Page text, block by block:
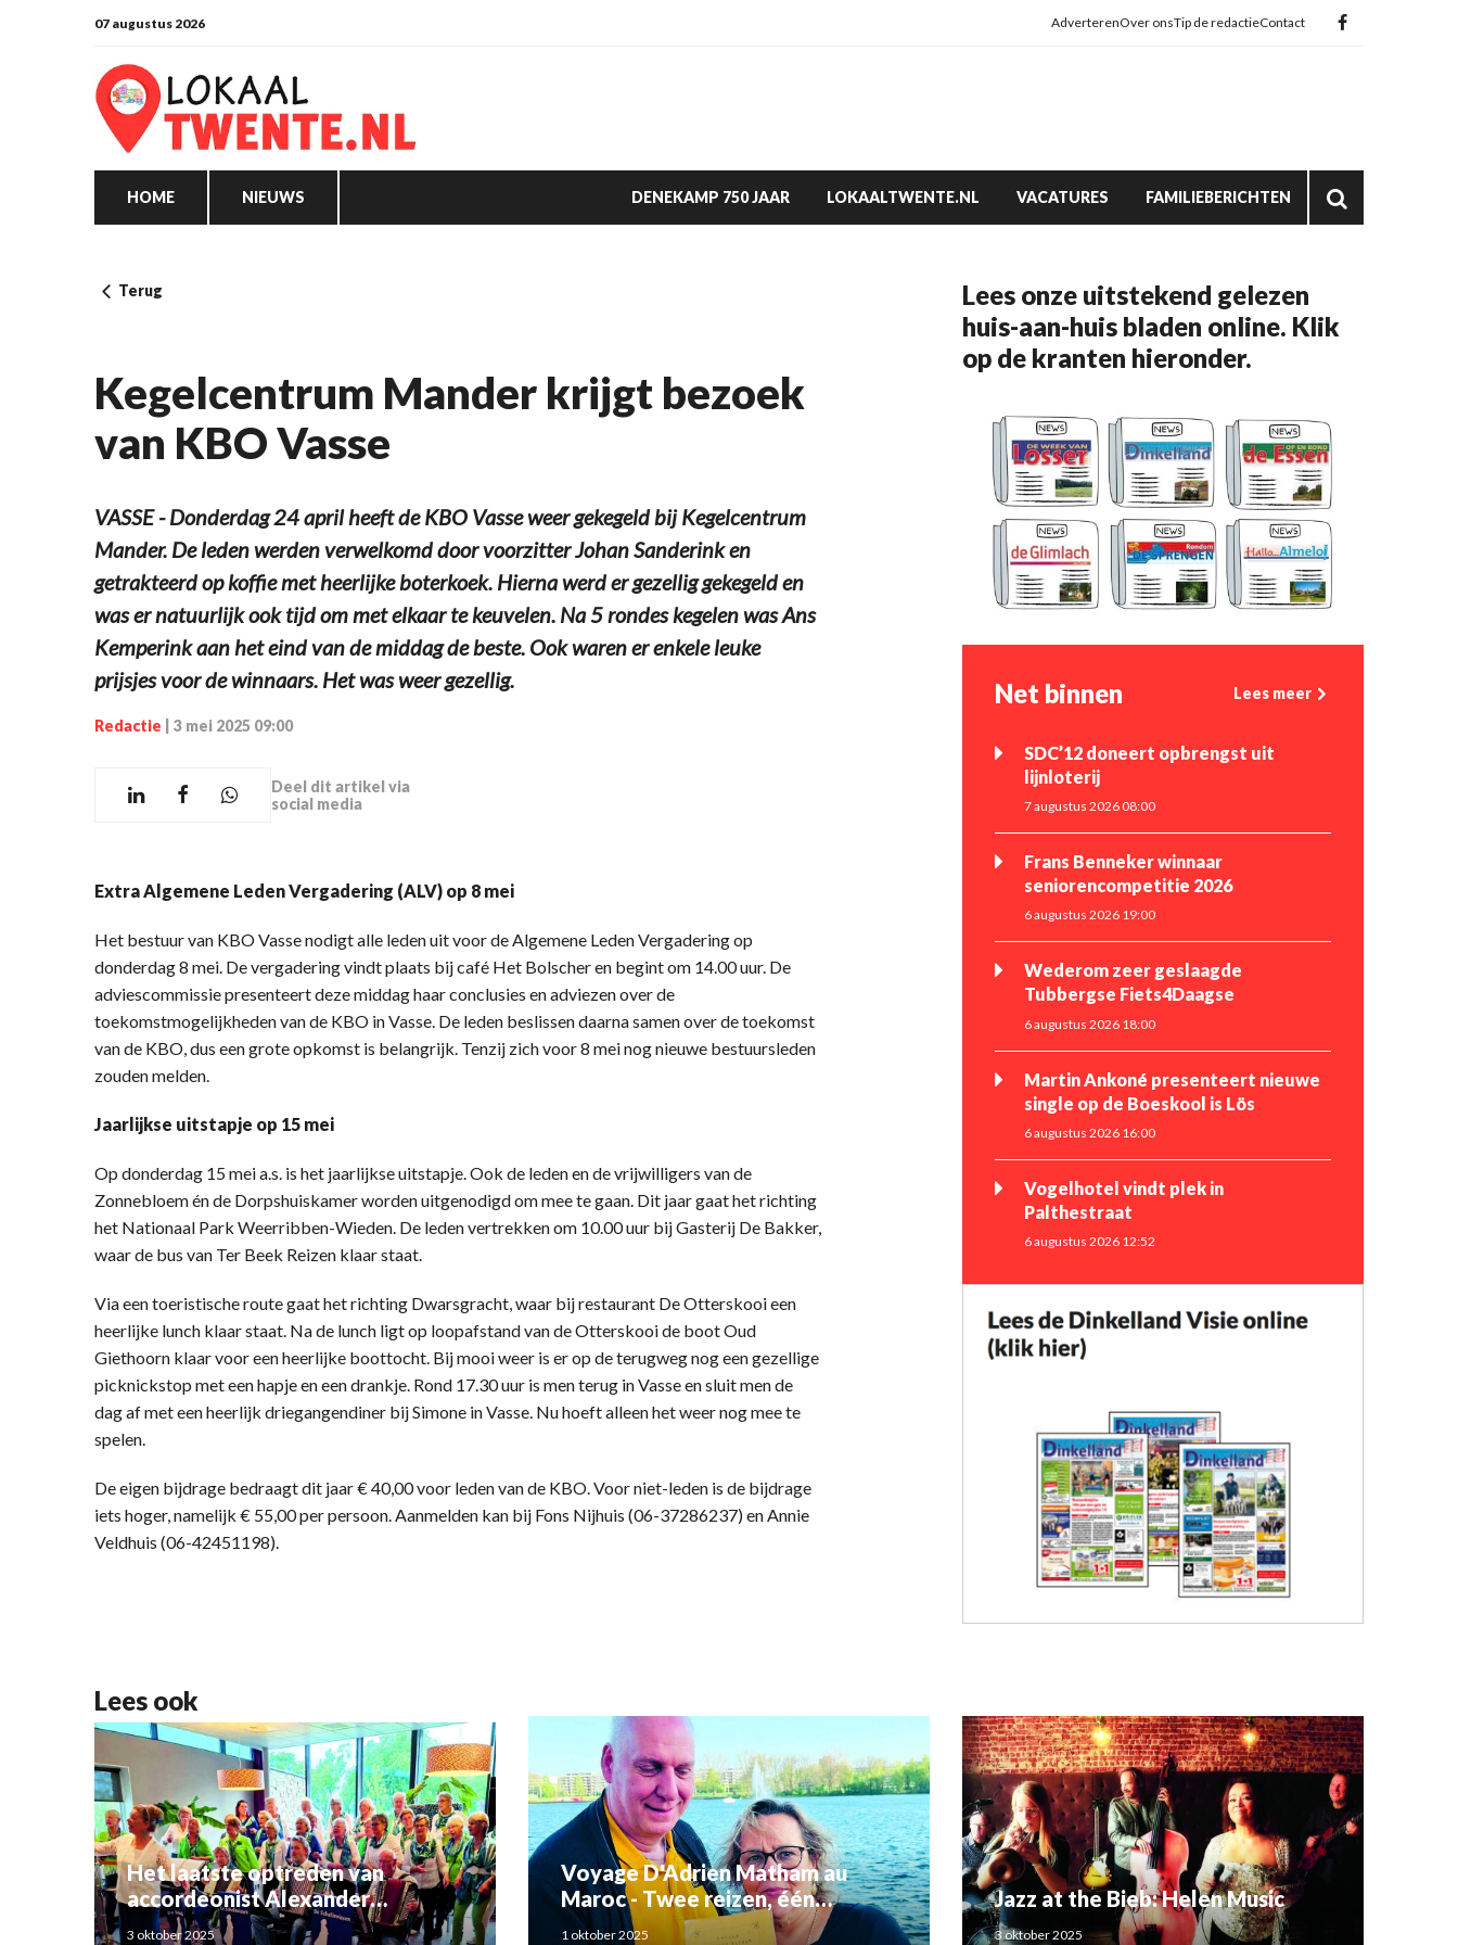
07 augustus 2026 AdverterenOver onsTip de redactieContact
HOME NIEUWS DENEKAMP 750 JAAR LOKAALTWENTE.NL VACATURES FAMILIEBERICHTEN
Terug
Kegelcentrum Mander krijgt bezoek
van KBO Vasse
VASSE - Donderdag 24 april heeft de KBO Vasse weer gekegeld bij Kegelcentrum
Mander. De leden werden verwelkomd door voorzitter Johan Sanderink en
getrakteerd op koffie met heerlijke boterkoek. Hierna werd er gezellig gekegeld en
was er natuurlijk ook tijd om met elkaar te keuvelen. Na 5 rondes kegelen was Ans
Kemperink aan het eind van de middag de beste. Ook waren er enkele leuke
prijsjes voor de winnaars. Het was weer gezellig.
Redactie 3 mei 2025 09:00
Deel dit artikel via
social media
Extra Algemene Leden Vergadering (ALV) op 8 mei
Het bestuur van KBO Vasse nodigt alle leden uit voor de Algemene Leden Vergadering op
donderdag 8 mei. De vergadering vindt plaats bij café Het Bolscher en begint om 14.00 uur. De
adviescommissie presenteert deze middag haar conclusies en adviezen over de
toekomstmogelijkheden van de KBO in Vasse. De leden beslissen daarna samen over de toekomst
van de KBO, dus een grote opkomst is belangrijk. Tenzij zich voor 8 mei nog nieuwe bestuursleden
zouden melden.
Jaarlijkse uitstapje op 15 mei
Op donderdag 15 mei a.s. is het jaarlijkse uitstapje. Ook de leden en de vrijwilligers van de
Zonnebloem én de Dorpshuiskamer worden uitgenodigd om mee te gaan. Dit jaar gaat het richting
het Nationaal Park Weerribben-Wieden. De leden vertrekken om 10.00 uur bij Gasterij De Bakker,
waar de bus van Ter Beek Reizen klaar staat.
Via een toeristische route gaat het richting Dwarsgracht, waar bij restaurant De Otterskooi een
heerlijke lunch klaar staat. Na de lunch ligt op loopafstand van de Otterskooi de boot Oud
Giethoorn klaar voor een heerlijke boottocht. Bij mooi weer is er op de terugweg nog een gezellige
picknickstop met een hapje en een drankje. Rond 17.30 uur is men terug in Vasse en sluit men de
dag af met een heerlijk driegangendiner bij Simone in Vasse. Nu hoeft alleen het weer nog mee te
spelen.
De eigen bijdrage bedraagt dit jaar € 40,00 voor leden van de KBO. Voor niet-leden is de bijdrage
iets hoger, namelijk € 55,00 per persoon. Aanmelden kan bij Fons Nijhuis (06-37286237) en Annie
Veldhuis (06-42451198).
Lees onze uitstekend gelezen
huis-aan-huis bladen online. Klik
op de kranten hieronder.
Net binnen Lees meer
SDC’12 doneert opbrengst uit
lijnloterij
7 augustus 2026 08:00
Frans Benneker winnaar
seniorencompetitie 2026
6 augustus 2026 19:00
Wederom zeer geslaagde
Tubbergse Fiets4Daagse
6 augustus 2026 18:00
Martin Ankoné presenteert nieuwe
single op de Boeskool is Lös
6 augustus 2026 16:00
Vogelhotel vindt plek in
Palthestraat
6 augustus 2026 12:52
Lees ook
Het laatste optreden van
accordeonist Alexander
Schoemaker
3 oktober 2025
Voyage D'Adrien Matham au
Maroc - Twee reizen, één
verhaal: Adriaan Matham en
1 oktober 2025
Jazz at the Bieb: Helen Music
3 oktober 2025